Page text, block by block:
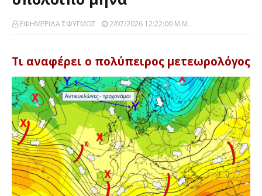
ΕΦΗΜΕΡΙΔΑ ΣΦΥΓΜΟΣ 2/07/2026 12:22:00 Μ.μ.
Τι αναφέρει ο πολύπειρος μετεωρολόγος